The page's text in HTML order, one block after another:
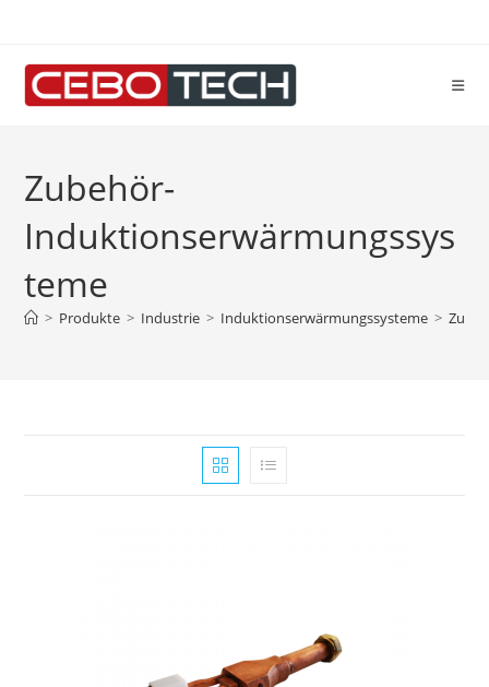
springen
Zubehör-
Induktionserwärmungssys
teme
> Produkte > Industrie > Induktionserwärmungssysteme >